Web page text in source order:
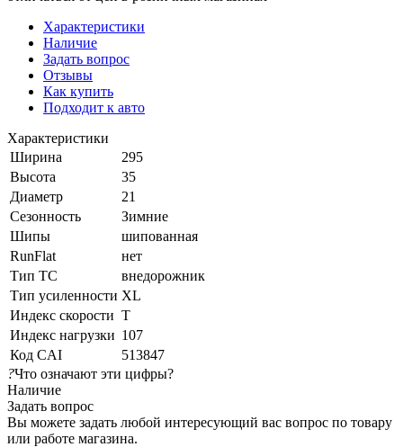
Характеристики
Наличие
Задать вопрос
Отзывы
Как купить
Подходит к авто
Характеристики
Ширина
295
Высота
35
Диаметр
21
Сезонность
Зимние
Шипы
шипованная
RunFlat
нет
Тип ТС
внедорожник
Тип усиленности XL
Индекс скорости T
Индекс нагрузки 107
Код CAI
513847
?Что означают эти цифры?
Наличие
Задать вопрос
Вы можете задать любой интересующий вас вопрос по товару
или работе магазина.